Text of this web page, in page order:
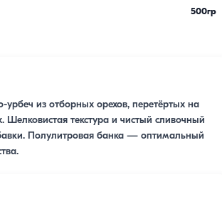
500гр
урбеч из отборных орехов, перетёртых на
текстура и чистый сливочный
Полулитровая банка — оптимальный